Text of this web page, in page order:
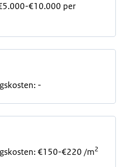
€10.000 per
-
€150-€220 /m2